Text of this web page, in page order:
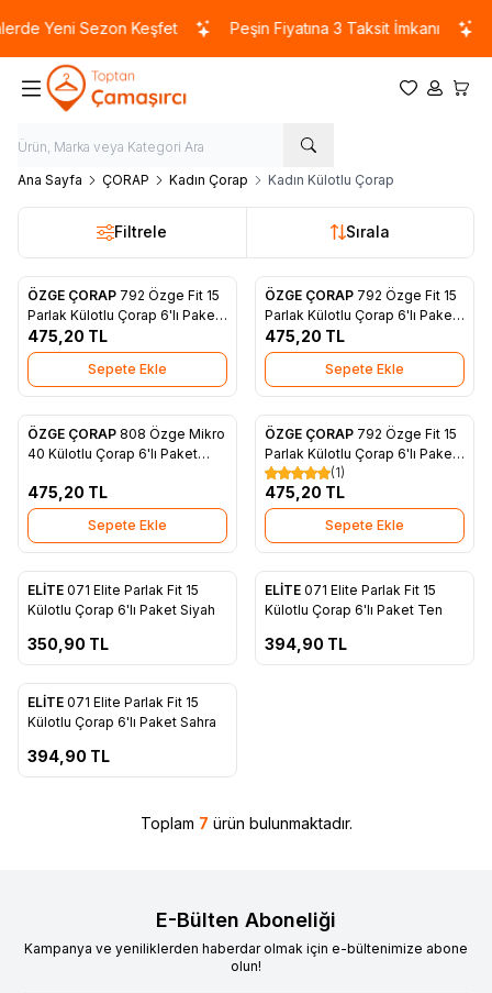
Yeni Sezon Keşfet Peşin Fiyatına 3 Taksit İmkanı
Favorilerim
Hesabım
Ana Sayfa ÇORAP Kadın Çorap Kadın Külotlu Çorap
Filtrele Sırala
Favorilere Ekle
ÖZGE ÇORAP 792 Özge Fit 15
Parlak Külotlu Çorap 6'lı Paket
Ten
475,20 TL
Sepete Ekle
Favorilere Ekle
ÖZGE ÇORAP 792 Özge Fit 15
Parlak Külotlu Çorap 6'lı Paket
Sahra
475,20 TL
Sepete Ekle
Favorilere Ekle
ÖZGE ÇORAP 808 Özge Mikro
40 Külotlu Çorap 6'lı Paket
475,20 TL
Sepete Ekle
Favorilere Ekle
ÖZGE ÇORAP 792 Özge Fit 15
Parlak Külotlu Çorap 6'lı Paket
Siyah
(1)
475,20 TL
Sepete Ekle
Favorilere Ekle
ELİTE 071 Elite Parlak Fit 15
Külotlu Çorap 6'lı Paket Siyah
350,90 TL
Favorilere Ekle
Tükendi
ELİTE 071 Elite Parlak Fit 15
Külotlu Çorap 6'lı Paket Ten
394,90 TL
Favorilere Ekle
ELİTE 071 Elite Parlak Fit 15
Külotlu Çorap 6'lı Paket Sahra
394,90 TL
Toplam 7 ürün bulunmaktadır.
E-Bülten Aboneliği
Kampanya ve yeniliklerden haberdar olmak için e-bültenimize abone
olun!